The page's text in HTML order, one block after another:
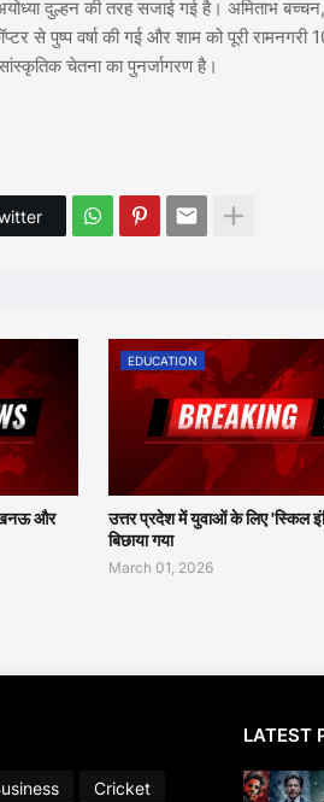
दुल्हन की तरह सजाई गई है। अमिताभ
से पुष्प वर्षा की गई और शाम को पूरी
चेतना का पुनर्जागरण है।
और
EDUCATION
उत्तर प्रदेश में युवाओं के लिए 'स्किल
बिछाया गया
March 01, 2026
Cricket
LATEST